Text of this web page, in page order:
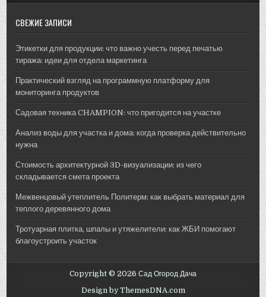
СВЕЖИЕ ЗАПИСИ
Этикетки для продукции: что важно учесть перед печатью
тиража: идеи для отдела маркетинга
Практический взгляд на программную платформу для
мониторинга продуктов
Садовая техника CHAMPION: что пригодится на участке
Анализ воды для участка и дома: когда проверка действительно
нужна
Стоимость архитектурной 3D-визуализации: из чего
складывается смета проекта
Межвенцовый утеплитель Политерм: как выбрать материал для
теплого деревянного дома
Тротуарная плитка, шпалы и утяжелители: как ЖБИ помогают
благоустроить участок
Copyright © 2026 Сад Огород Дача
Design by ThemesDNA.com